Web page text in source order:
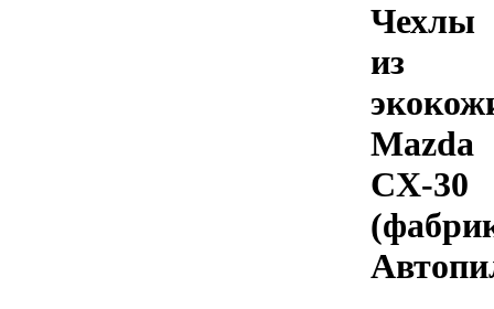
Чехлы
из
Mazda
CX-30